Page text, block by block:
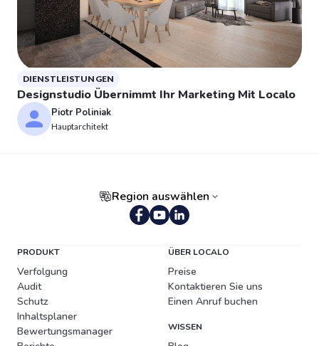
DIENSTLEISTUNGEN
Designstudio Übernimmt Ihr Marketing Mit Localo
Piotr Poliniak
Hauptarchitekt
Region auswählen
PRODUKT
Verfolgung
Audit
Schutz
Inhaltsplaner
Bewertungsmanager
ÜBER LOCALO
Preise
Kontaktieren Sie uns
Einen Anruf buchen
WISSEN